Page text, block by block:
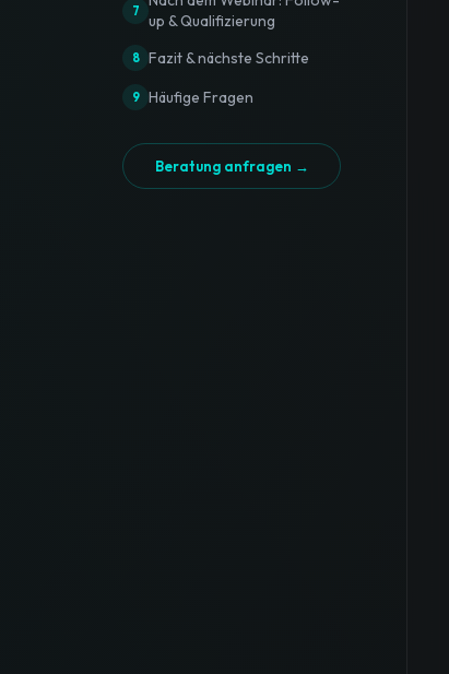
7
up & Qualifizierung
8 Fazit & nächste Schritte
9 Häufige Fragen
Beratung anfragen →